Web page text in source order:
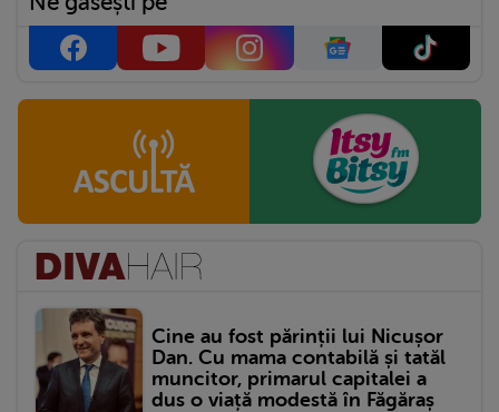
Cine au fost părinții lui Nicușor
Dan. Cu mama contabilă și tatăl
muncitor, primarul capitalei a
dus o viață modestă în Făgăraș